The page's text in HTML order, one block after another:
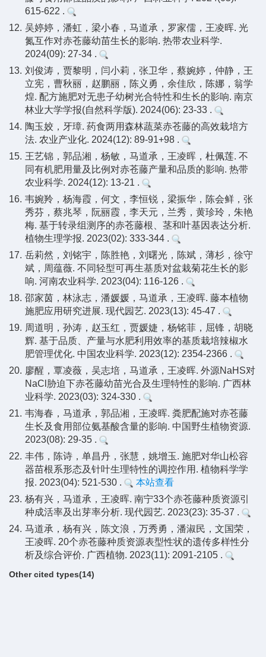
615-622 .
12. 吴婷婷，潘虹，梁小春，马道承，罗家儒，王凌晖. 光
氮互作对赤苍藤幼苗生长的影响. 热带农业科学.
2024(09): 27-34 .
13. 刘俊涛，贾黎明，闫小莉，张卫华，蔡婉婷，仲静，王
立宪，曹秋丽，赵鹏丽，陈义勇，余佳欣，陈娜，翁学
煌. 配方施肥对无患子幼树光合特性和生长的影响. 南京
林业大学学报(自然科学版). 2024(06): 23-33 .
14. 陶玉姣，牙璋. 药食两用森林蔬菜赤苍藤的高效栽培方
法. 农业产业化. 2024(12): 89-91+98 .
15. 王艺锦，郭品湘，杨敏，马道承，王凌晖，杜佩莲. 不
同有机肥用量及比例对赤苍藤产量和品质的影响. 热带
农业科学. 2024(12): 13-21 .
16. 韦婉羚，杨海霞，何文，李恒锐，梁振华，陈会鲜，张
秀芬，蔡兆琴，阮丽霞，李天元，兰秀，黄珍玲，朱艳
梅. 基于转录组测序的赤苍藤根、茎和叶基因表达分析.
植物生理学报. 2023(02): 333-344 .
17. 岳莉然，刘铭宇，陈胜艳，刘曙光，陈斌，薄杉，徐守
斌，周蕴薇. 不同轻型可再生基质对盆栽菊花生长的影
响. 河南农业科学. 2023(04): 116-126 .
18. 邵家茵，林泳志，潘媛媛，马道承，王凌晖. 藤本植物
施肥应用研究进展. 现代园艺. 2023(13): 45-47 .
19. 周道明，孙涛，赵玉红，贾媛婕，杨铭菲，屈锋，胡晓
辉. 基于品质、产量与水肥利用效率的基质栽培辣椒水
肥管理优化. 中国农业科学. 2023(12): 2354-2366 .
20. 廖醒，覃凌薇，吴志培，马道承，王凌晖. 外源NaHS对
NaCl胁迫下赤苍藤幼苗光合及生理特性的影响. 广西林
业科学. 2023(03): 324-330 .
21. 韦海春，马道承，郭品湘，王凌晖. 粪肥配施对赤苍藤
生长及食用部位氨基酸含量的影响. 中国野生植物资源.
2023(08): 29-35 .
22. 丰伟，陈诗，单昌丹，张慧，姚增玉. 施肥对华山松容
器苗根系形态及针叶生理特性的调控作用. 植物科学学
报. 2023(04): 521-530 .
本站查看
23. 杨有兴，马道承，王凌晖. 南宁33个赤苍藤种质资源引
种成活率及出芽率分析. 现代园艺. 2023(23): 35-37 .
24. 马道承，杨有兴，陈文浪，万秀勇，潘淑民，文国荣，
王凌晖. 20个赤苍藤种质资源表型性状的遗传多样性分
析及综合评价. 广西植物. 2023(11): 2091-2105 .
Other cited types(14)